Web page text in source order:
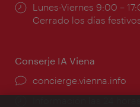
Horarios
de
Lunes-Viernes 9:00 –
Cerrado los días
Conserje IA Viena
concierge.vienna.info